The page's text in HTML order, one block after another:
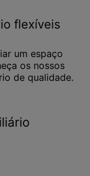
flexíveis
um espaço
os nossos
de qualidade.